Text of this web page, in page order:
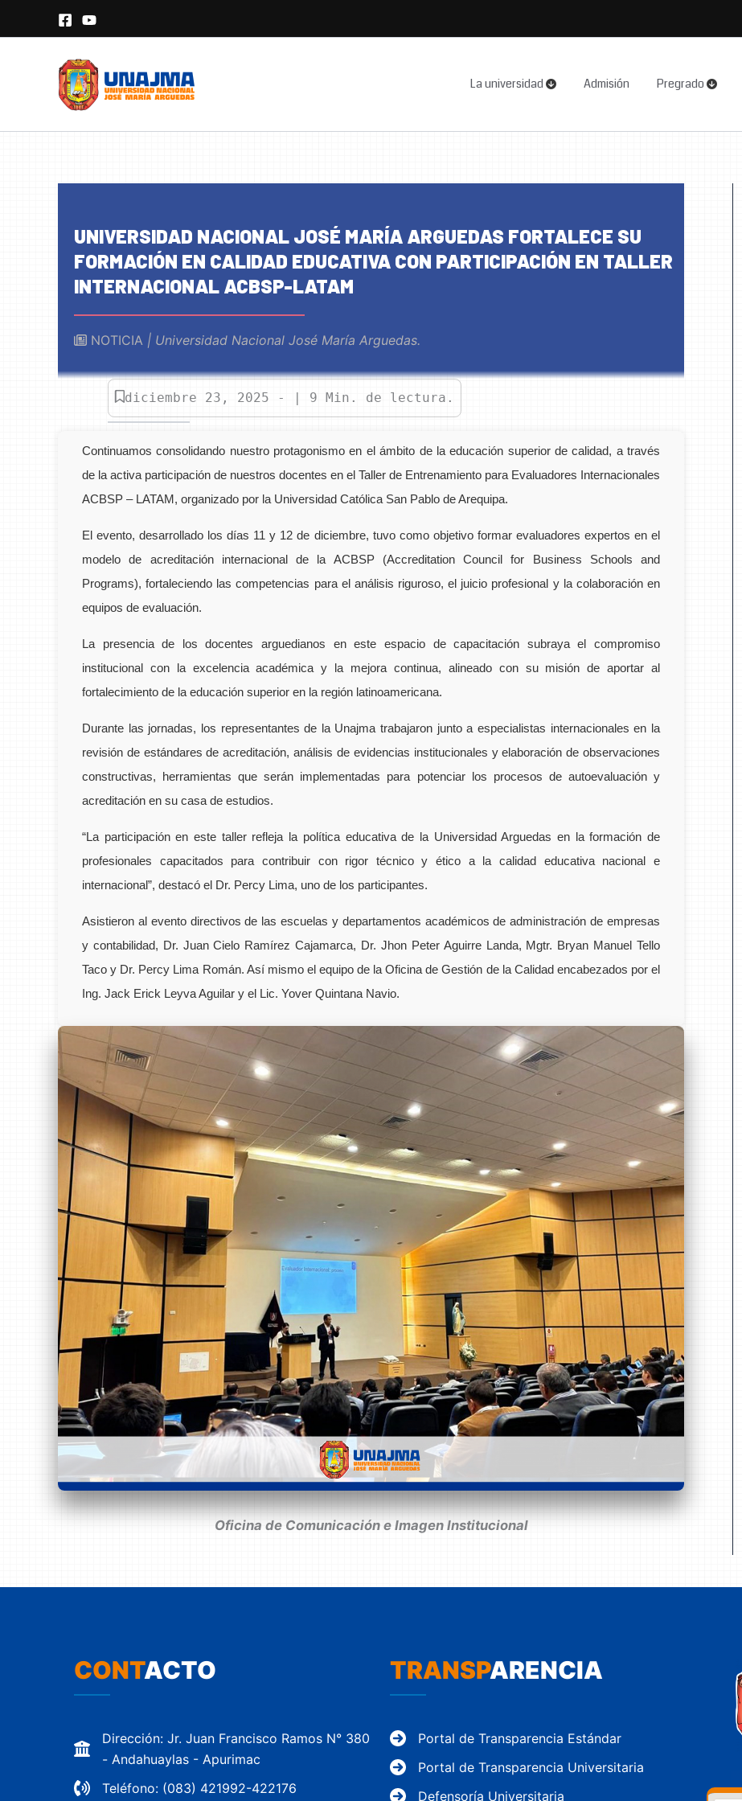
La universidad Admisión Pregrado
UNIVERSIDAD NACIONAL JOSÉ MARÍA ARGUEDAS FORTALECE SU
FORMACIÓN EN CALIDAD EDUCATIVA CON PARTICIPACIÓN EN TALLER
INTERNACIONAL ACBSP-LATAM
NOTICIA | Universidad Nacional José María Arguedas.
diciembre 23, 2025 - | 9 Min. de lectura.
Continuamos consolidando nuestro protagonismo en el ámbito de la educación superior de calidad, a través
de la activa participación de nuestros docentes en el Taller de Entrenamiento para Evaluadores Internacionales
ACBSP – LATAM, organizado por la Universidad Católica San Pablo de Arequipa.
El evento, desarrollado los días 11 y 12 de diciembre, tuvo como objetivo formar evaluadores expertos en el
modelo de acreditación internacional de la ACBSP (Accreditation Council for Business Schools and
Programs), fortaleciendo las competencias para el análisis riguroso, el juicio profesional y la colaboración en
equipos de evaluación.
La presencia de los docentes arguedianos en este espacio de capacitación subraya el compromiso
institucional con la excelencia académica y la mejora continua, alineado con su misión de aportar al
fortalecimiento de la educación superior en la región latinoamericana.
Durante las jornadas, los representantes de la Unajma trabajaron junto a especialistas internacionales en la
revisión de estándares de acreditación, análisis de evidencias institucionales y elaboración de observaciones
constructivas, herramientas que serán implementadas para potenciar los procesos de autoevaluación y
acreditación en su casa de estudios.
“La participación en este taller refleja la política educativa de la Universidad Arguedas en la formación de
profesionales capacitados para contribuir con rigor técnico y ético a la calidad educativa nacional e
internacional”, destacó el Dr. Percy Lima, uno de los participantes.
Asistieron al evento directivos de las escuelas y departamentos académicos de administración de empresas
y contabilidad, Dr. Juan Cielo Ramírez Cajamarca, Dr. Jhon Peter Aguirre Landa, Mgtr. Bryan Manuel Tello
Taco y Dr. Percy Lima Román. Así mismo el equipo de la Oficina de Gestión de la Calidad encabezados por el
Ing. Jack Erick Leyva Aguilar y el Lic. Yover Quintana Navio.
Oficina de Comunicación e Imagen Institucional
CONTACTO
Dirección: Jr. Juan Francisco Ramos N° 380
- Andahuaylas - Apurimac
Teléfono: (083) 421992-422176
TRANSPARENCIA
Portal de Transparencia Estándar
Portal de Transparencia Universitaria
Defensoría Universitaria